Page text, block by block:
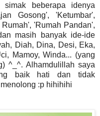
beberapa idenya
Gosong', 'Ketumbar',
'Rumah Pandan',
masih banyak ide-ide
Diah, Dina, Desi, Eka,
Mamoy, Winda... (yang
^_^. Alhamdulillah saya
baik hati dan tidak
:p hihihihi